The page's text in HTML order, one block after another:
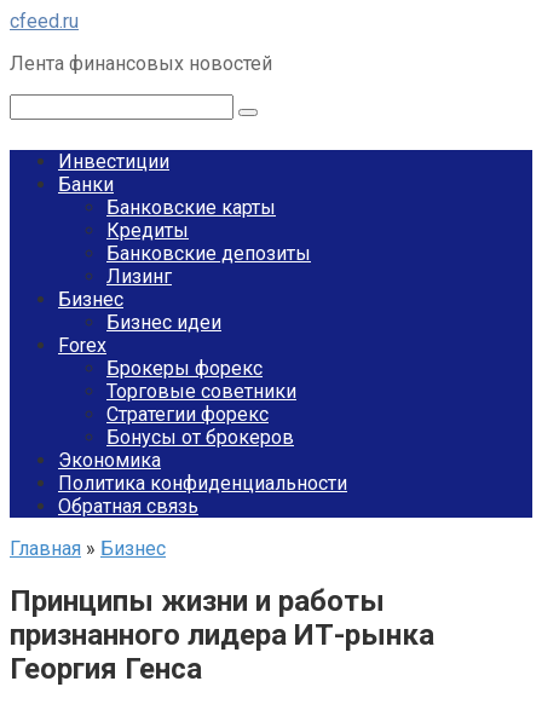
Перейти
контенту
cfeed.ru
Лента финансовых новостей
Инвестиции
Банки
Банковские карты
Кредиты
Банковские депозиты
Лизинг
Бизнес
Бизнес идеи
Forex
Брокеры форекс
Торговые советники
Стратегии форекс
Бонусы от брокеров
Экономика
Политика конфиденциальности
Обратная связь
Главная » Бизнес
Принципы жизни и работы
признанного лидера ИТ-рынка
Георгия Генса